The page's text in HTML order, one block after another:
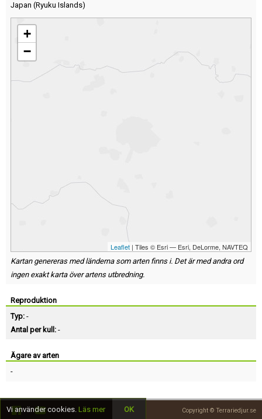
Japan (Ryuku Islands)
+
−
Leaflet | Tiles © Esri — Esri, DeLorme, NAVTEQ
Kartan genereras med länderna som arten finns i. Det är med andra ord
ingen exakt karta över artens utbredning.
Reproduktion
Typ: -
Antal per kull: -
Ägare av arten
-
Copyright © Terrariedjur.se
Vi använder cookies. Läs mer OK